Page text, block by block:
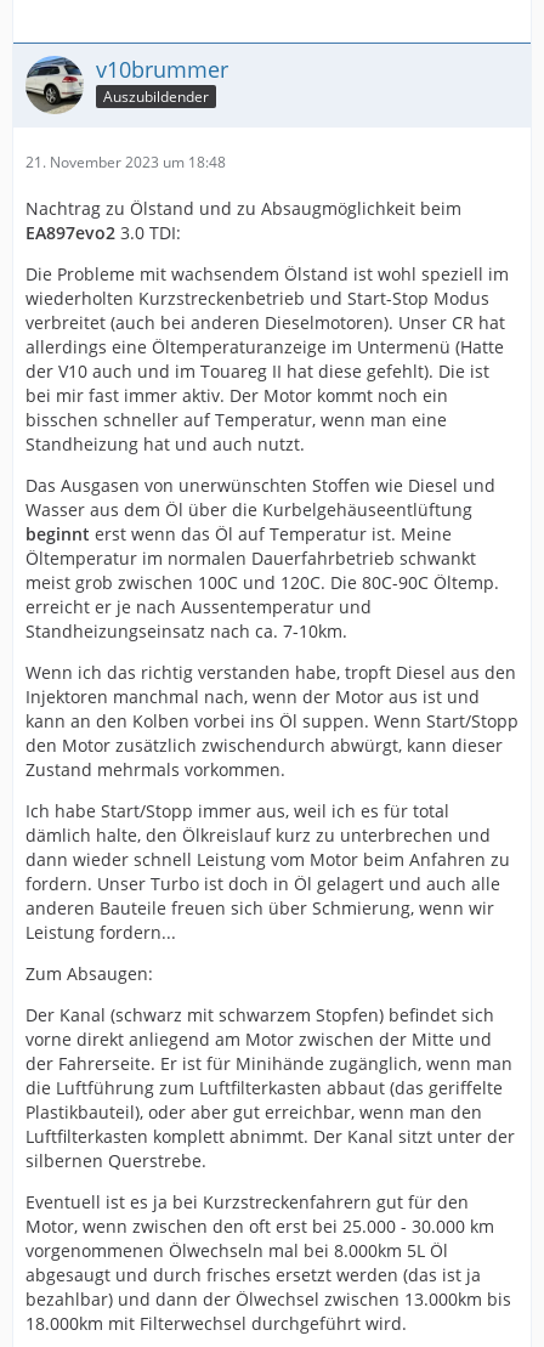
v10brummer
Auszubildender
21. November 2023 um 18:48
Nachtrag zu Ölstand und zu Absaugmöglichkeit beim
EA897evo2 3.0 TDI:
Die Probleme mit wachsendem Ölstand ist wohl speziell im
wiederholten Kurzstreckenbetrieb und Start-Stop Modus
verbreitet (auch bei anderen Dieselmotoren). Unser CR hat
allerdings eine Öltemperaturanzeige im Untermenü (Hatte
der V10 auch und im Touareg II hat diese gefehlt). Die ist
bei mir fast immer aktiv. Der Motor kommt noch ein
bisschen schneller auf Temperatur, wenn man eine
Standheizung hat und auch nutzt.
Das Ausgasen von unerwünschten Stoffen wie Diesel und
Wasser aus dem Öl über die Kurbelgehäuseentlüftung
beginnt erst wenn das Öl auf Temperatur ist. Meine
Öltemperatur im normalen Dauerfahrbetrieb schwankt
meist grob zwischen 100C und 120C. Die 80C-90C Öltemp.
erreicht er je nach Aussentemperatur und
Standheizungseinsatz nach ca. 7-10km.
Wenn ich das richtig verstanden habe, tropft Diesel aus den
Injektoren manchmal nach, wenn der Motor aus ist und
kann an den Kolben vorbei ins Öl suppen. Wenn Start/Stopp
den Motor zusätzlich zwischendurch abwürgt, kann dieser
Zustand mehrmals vorkommen.
Ich habe Start/Stopp immer aus, weil ich es für total
dämlich halte, den Ölkreislauf kurz zu unterbrechen und
dann wieder schnell Leistung vom Motor beim Anfahren zu
fordern. Unser Turbo ist doch in Öl gelagert und auch alle
anderen Bauteile freuen sich über Schmierung, wenn wir
Leistung fordern...
Zum Absaugen:
Der Kanal (schwarz mit schwarzem Stopfen) befindet sich
vorne direkt anliegend am Motor zwischen der Mitte und
der Fahrerseite. Er ist für Minihände zugänglich, wenn man
die Luftführung zum Luftfilterkasten abbaut (das geriffelte
Plastikbauteil), oder aber gut erreichbar, wenn man den
Luftfilterkasten komplett abnimmt. Der Kanal sitzt unter der
silbernen Querstrebe.
Eventuell ist es ja bei Kurzstreckenfahrern gut für den
Motor, wenn zwischen den oft erst bei 25.000 - 30.000 km
vorgenommenen Ölwechseln mal bei 8.000km 5L Öl
abgesaugt und durch frisches ersetzt werden (das ist ja
bezahlbar) und dann der Ölwechsel zwischen 13.000km bis
18.000km mit Filterwechsel durchgeführt wird.